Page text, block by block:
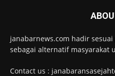
janabarnews.com hadir
sebagai alternatif masyarakat
Contact us :